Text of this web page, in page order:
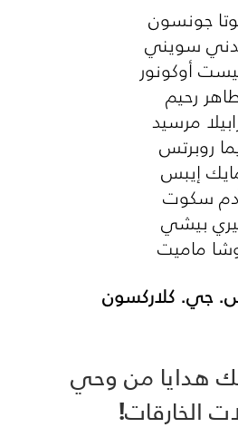
جونسون
سويني
أوكونور
رحيم
مرسيد
روبرتس
إيبس
سكوت
بيشي
ماميت
جي. كلاركسون
هدايا من وحي
الخارقات!